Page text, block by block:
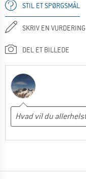
STIL ET SPØRGSMÅL
SKRIV EN VURDERING
DEL ET BILLEDE